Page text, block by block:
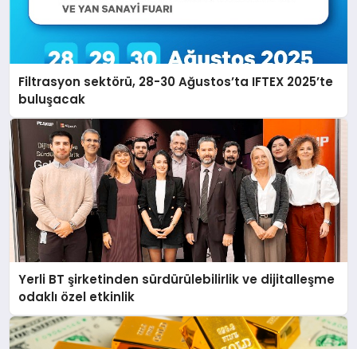
Filtrasyon sektörü, 28-30 Ağustos’ta IFTEX 2025’te
buluşacak
Yerli BT şirketinden sürdürülebilirlik ve dijitalleşme
odaklı özel etkinlik